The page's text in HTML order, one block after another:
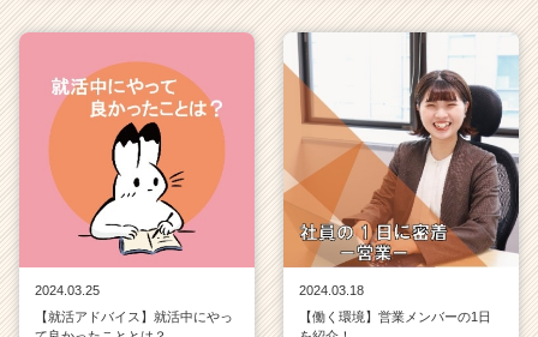
2024.03.25
【就活アドバイス】就活中にやっ
2024.03.18
【働く環境】営業メンバーの1日